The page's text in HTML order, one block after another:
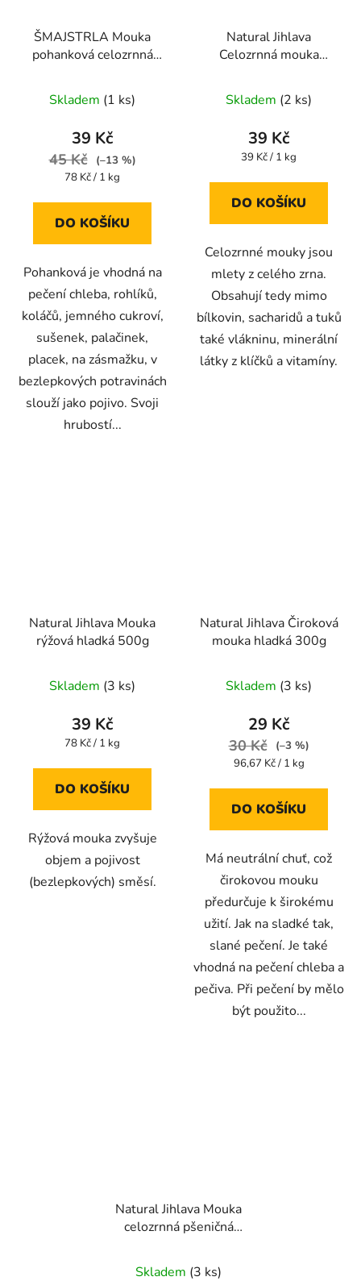
ŠMAJSTRLA Mouka
pohanková celozrnná
Skladem (1 ks)
39 Kč
45 Kč
(–13 %)
Měrná
78 Kč / 1 kg
DO KOŠÍKU
Pohanková je vhodná na
pečení chleba, rohlíků,
koláčů, jemného cukroví,
sušenek, palačinek,
placek, na zásmažku, v
bezlepkových potravinách
slouží jako pojivo. Svoji
hrubostí...
Natural Jihlava
Celozrnná mouka
Skladem (2 ks)
39 Kč
Měrná
39 Kč / 1 kg
DO KOŠÍKU
Celozrnné mouky jsou
mlety z celého zrna.
Obsahují tedy mimo
bílkovin, sacharidů a tuků
také vlákninu, minerální
látky z klíčků a vitamíny.
Natural Jihlava Mouka
rýžová hladká 500g
Skladem (3 ks)
39 Kč
Měrná
78 Kč / 1 kg
DO KOŠÍKU
Rýžová mouka zvyšuje
objem a pojivost
(bezlepkových) směsí.
Natural Jihlava Čiroková
mouka hladká 300g
Skladem (3 ks)
29 Kč
30 Kč
(–3 %)
Měrná
96,67 Kč / 1 kg
DO KOŠÍKU
Má neutrální chuť, což
čirokovou mouku
předurčuje k širokému
užití. Jak na sladké tak,
slané pečení. Je také
vhodná na pečení chleba a
pečiva. Při pečení by mělo
být použito...
Natural Jihlava Mouka
celozrnná pšeničná
Skladem (3 ks)